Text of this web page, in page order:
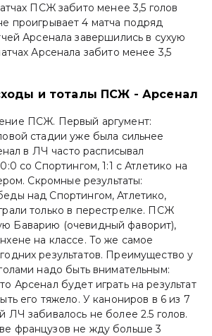
ПСЖ забито менее 3,5 голов
проигрывает 4 матча подряд
Арсенала завершились в сухую
Арсенала забито менее 3,5
и тоталы ПСЖ - Арсенал
ПСЖ. Первый аргумент:
стадии уже была сильнее
в ЛЧ часто расписывал
со Спортингом, 1:1 с Атлетико на
Скромные результаты:
над Спортингом, Атлетико,
только в перестрелке. ПСЖ
Баварию (очевидный фаворит),
на классе. То же самое
результатов. Преимущество у
надо быть внимательным:
Арсенал будет играть на результат
его тяжело. У канониров в 6 из 7
ЛЧ забивалось не более 2.5 голов.
французов не жду больше 3